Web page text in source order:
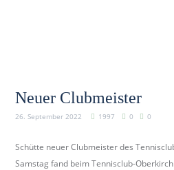
Neuer Clubmeister
26. September 2022 1997 0 0
Schütte neuer Clubmeister des
Samstag fand beim Tennisclub-